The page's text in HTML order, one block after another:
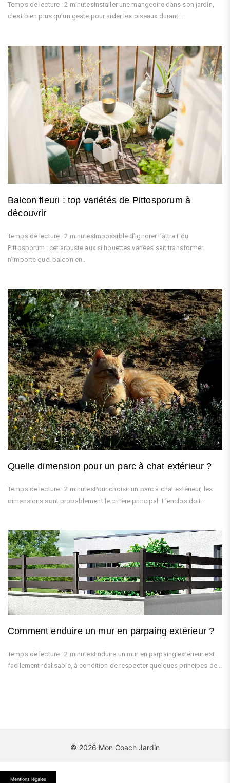
Mentions légales
Temps de lecture : 2 minutesInstaller une mangeoire dans son jardin,
c’est bien plus qu’un geste pour aider les oiseaux durant...
Balcon fleuri : top variétés de Pittosporum à
découvrir
Temps de lecture : 2 minutesImpossible d’ignorer l’attrait du
Pittosporum : cet arbuste aux silhouettes variées sait transformer
n’importe quel balcon en...
Quelle dimension pour un parc à chat extérieur ?
Temps de lecture : 2 minutesPour choisir un parc à chat extérieur, les
dimensions sont probablement le critère principal. L’enclos doit...
Comment enduire un mur en parpaing extérieur ?
Temps de lecture : 2 minutesEnduire un mur en parpaing extérieur est
facilement réalisable, à condition de respecter quelques principes de...
© 2026 Mon Coach Jardin